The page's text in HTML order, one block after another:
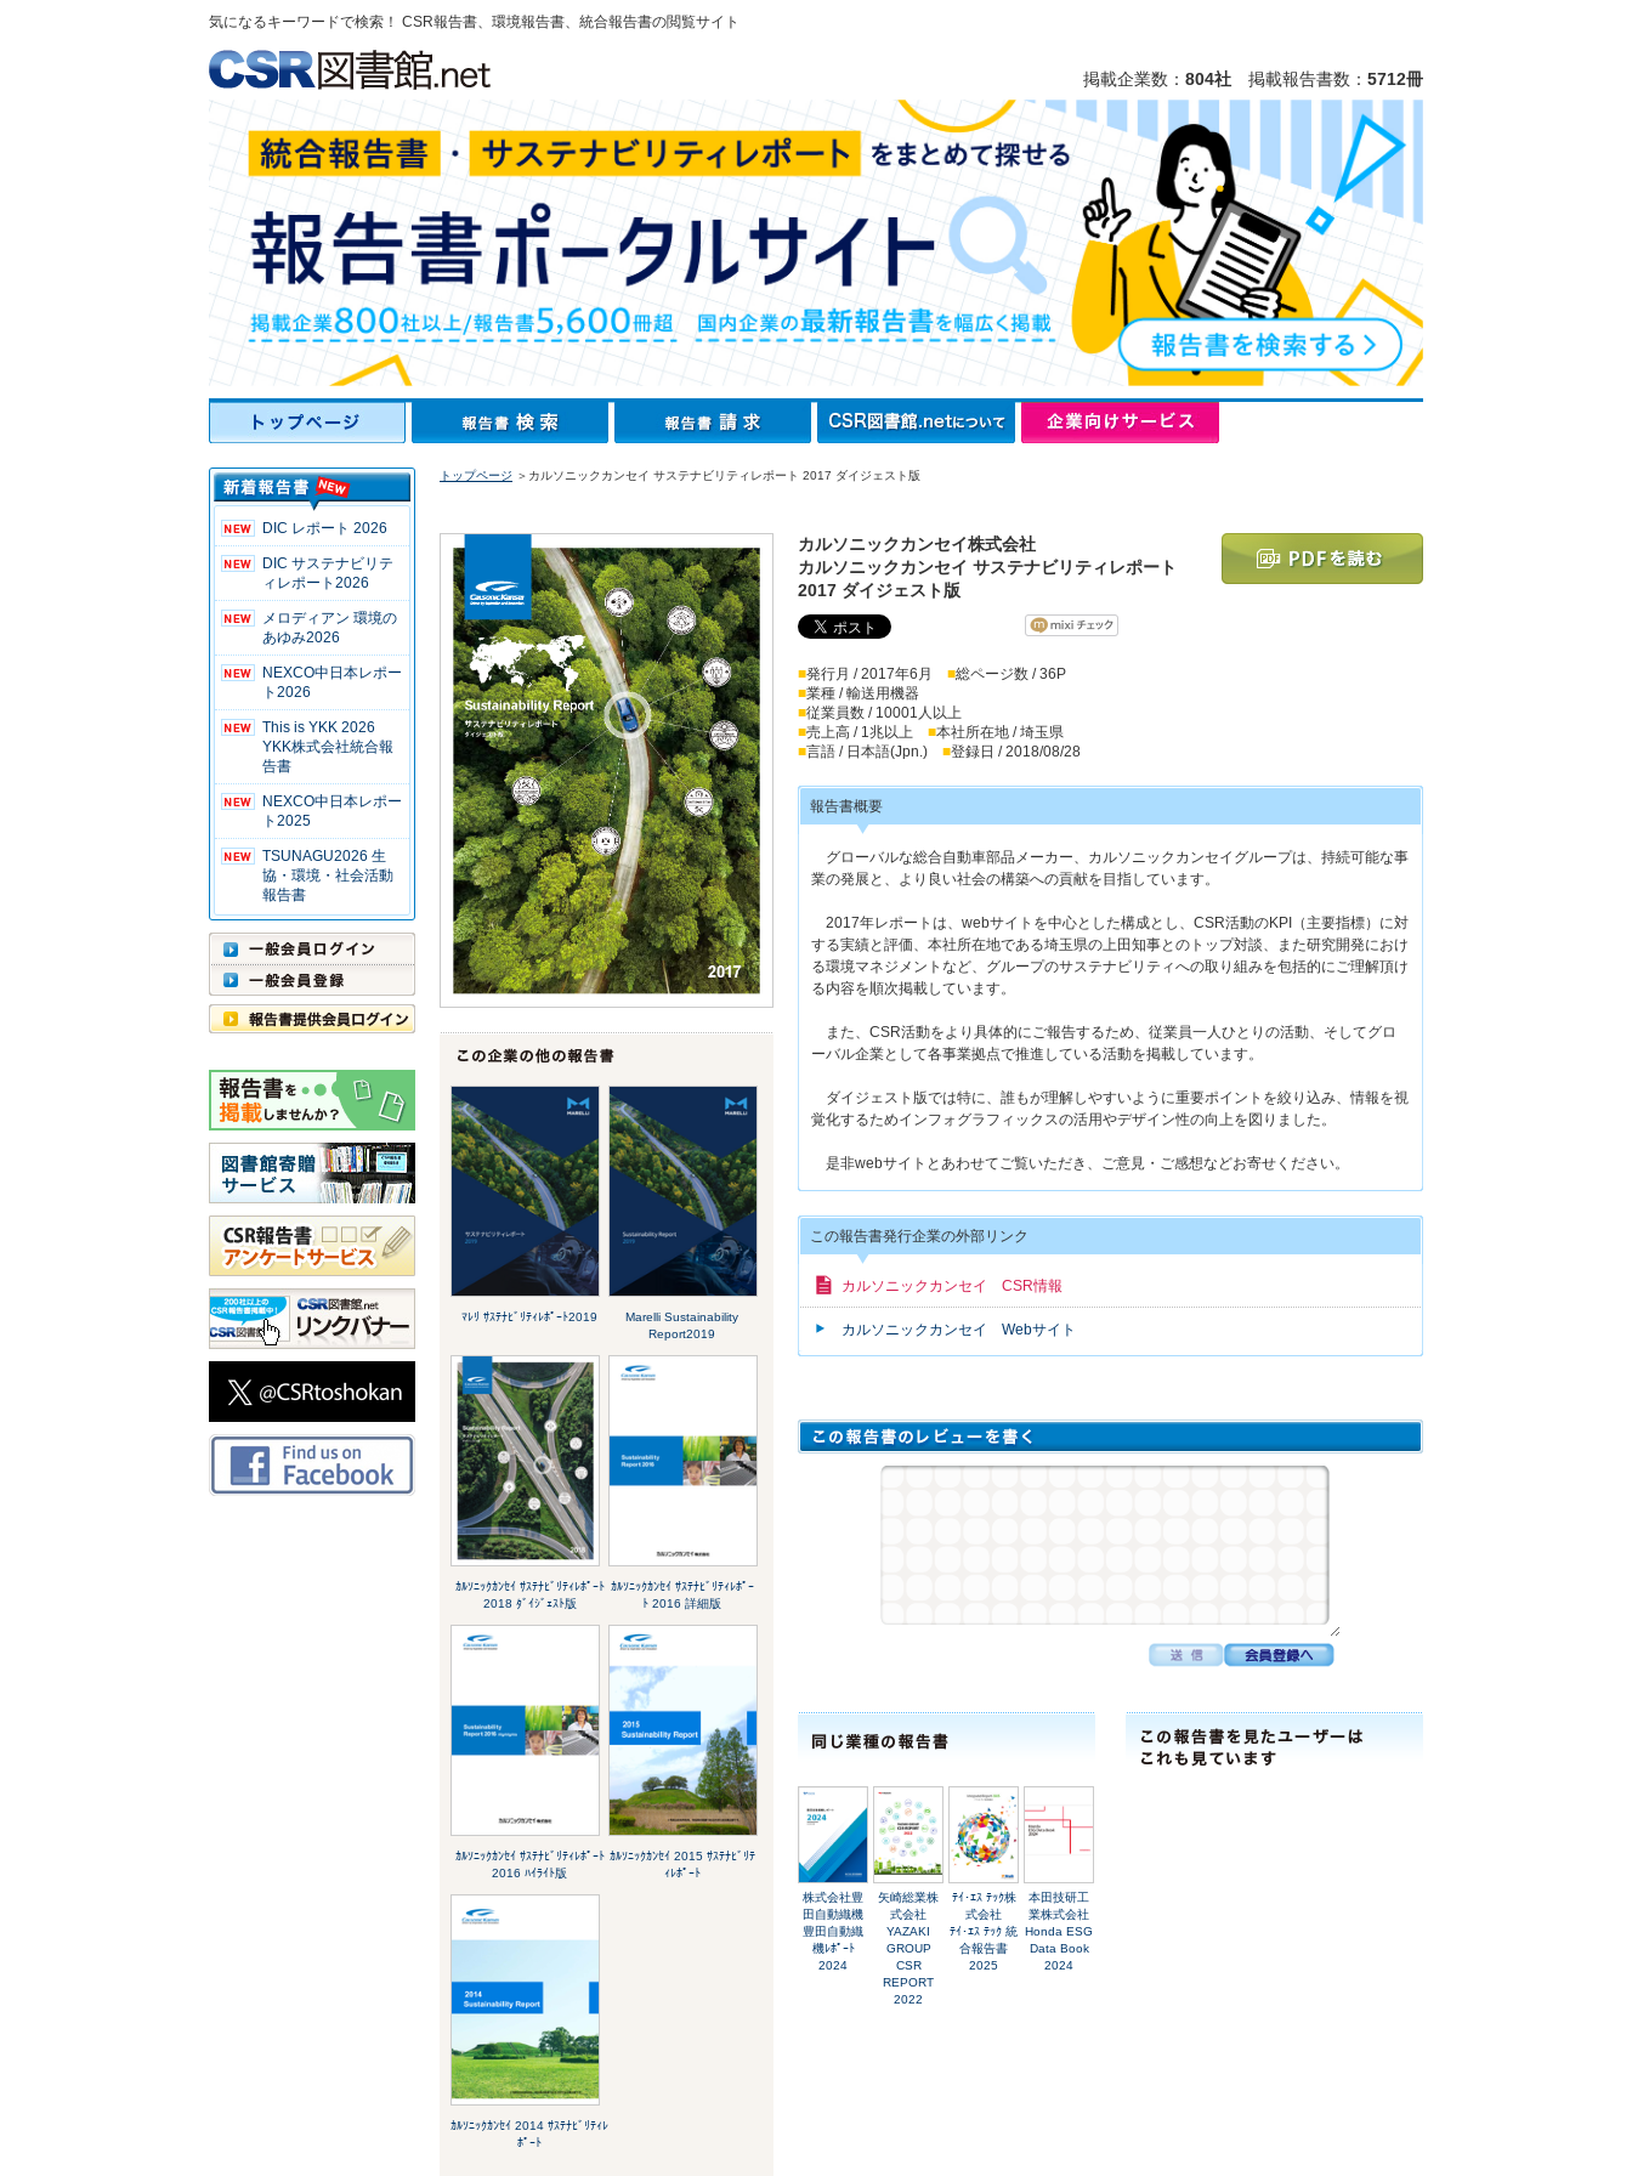
気になるキーワードで検索！ CSR報告書、環境報告書、統合報告書の閲覧サイト
掲載企業数： 804社 掲載報告書数： 5712冊
DIC レポート 2026
DIC サステナビリテ
ィレポート2026
メロディアン 環境の
あゆみ2026
NEXCO中日本レポー
ト2026
This is YKK 2026
YKK株式会社統合報
告書
NEXCO中日本レポー
ト2025
TSUNAGU2026 生
協・環境・社会活動
報告書
トップページ ＞カルソニックカンセイ サステナビリティレポート 2017 ダイジェスト版
ﾏﾚﾘ ｻｽﾃﾅﾋﾞﾘﾃｨﾚﾎﾟｰﾄ2019
Marelli Sustainability
Report2019
ｶﾙｿﾆｯｸｶﾝｾｲ ｻｽﾃﾅﾋﾞﾘﾃｨﾚﾎﾟｰﾄ
2018 ﾀﾞｲｼﾞｪｽﾄ版
ｶﾙｿﾆｯｸｶﾝｾｲ ｻｽﾃﾅﾋﾞﾘﾃｨﾚﾎﾟｰ
ﾄ 2016 詳細版
ｶﾙｿﾆｯｸｶﾝｾｲ ｻｽﾃﾅﾋﾞﾘﾃｨﾚﾎﾟｰﾄ
2016 ﾊｲﾗｲﾄ版
ｶﾙｿﾆｯｸｶﾝｾｲ 2015 ｻｽﾃﾅﾋﾞﾘﾃ
ｨﾚﾎﾟｰﾄ
ｶﾙｿﾆｯｸｶﾝｾｲ 2014 ｻｽﾃﾅﾋﾞﾘﾃｨﾚ
ﾎﾟｰﾄ
カルソニックカンセイ株式会社
カルソニックカンセイ サステナビリティレポート
2017 ダイジェスト版
■発行月 / 2017年6月 ■総ページ数 / 36P
■業種 / 輸送用機器
■従業員数 / 10001人以上
■売上高 / 1兆以上 ■本社所在地 / 埼玉県
■言語 / 日本語(Jpn.) ■登録日 / 2018/08/28
報告書概要
グローバルな総合自動車部品メーカー、カルソニックカンセイグループは、持続可能な事
業の発展と、より良い社会の構築への貢献を目指しています。
2017年レポートは、webサイトを中心とした構成とし、CSR活動のKPI（主要指標）に対
する実績と評価、本社所在地である埼玉県の上田知事とのトップ対談、また研究開発におけ
る環境マネジメントなど、グループのサステナビリティへの取り組みを包括的にご理解頂け
る内容を順次掲載しています。
また、CSR活動をより具体的にご報告するため、従業員一人ひとりの活動、そしてグロ
ーバル企業として各事業拠点で推進している活動を掲載しています。
ダイジェスト版では特に、誰もが理解しやすいように重要ポイントを絞り込み、情報を視
覚化するためインフォグラフィックスの活用やデザイン性の向上を図りました。
是非webサイトとあわせてご覧いただき、ご意見・ご感想などお寄せください。
この報告書発行企業の外部リンク
カルソニックカンセイ CSR情報
カルソニックカンセイ Webサイト
株式会社豊
田自動織機
豊田自動織
機ﾚﾎﾟｰﾄ
2024
矢崎総業株
式会社
YAZAKI
GROUP
CSR
REPORT
2022
ﾃｲ･ｴｽ ﾃｯｸ株
式会社
ﾃｲ･ｴｽ ﾃｯｸ 統
合報告書
2025
本田技研工
業株式会社
Honda ESG
Data Book
2024